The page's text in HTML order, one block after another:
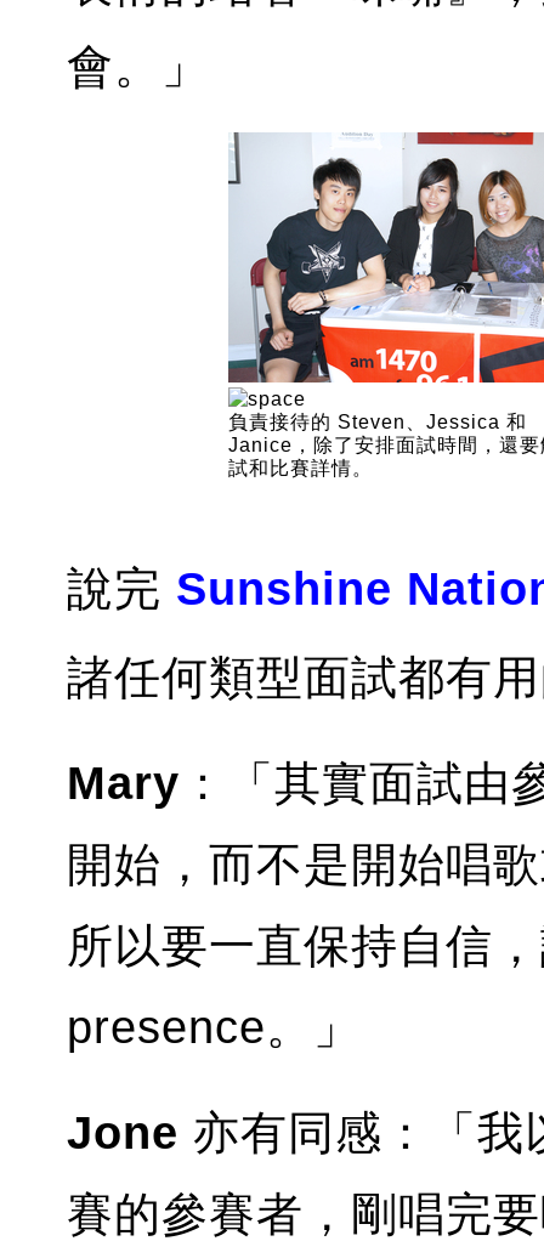
會。」
負責接待的 Steven、Jessica 和
Janice，除了安排面試時間，還要
試和比賽詳情。
說完 Sunshine
諸任何類型面試都有
Mary ：「其實面試由
開始，而不是開始唱
所以要一直保持自信
presence。」
Jone 亦有同感：「我
賽的參賽者，剛唱完